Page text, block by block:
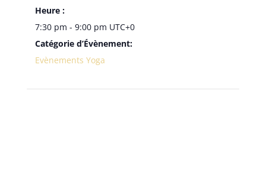
Heure :
7:30 pm - 9:00 pm UTC+0
Catégorie d’Évènement:
Evènements Yoga